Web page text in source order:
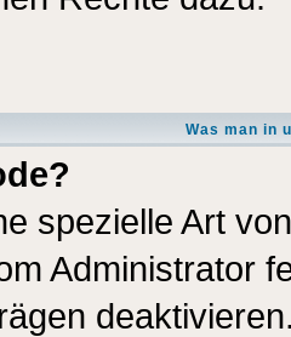
Was man in
spezielle Art
Administrator